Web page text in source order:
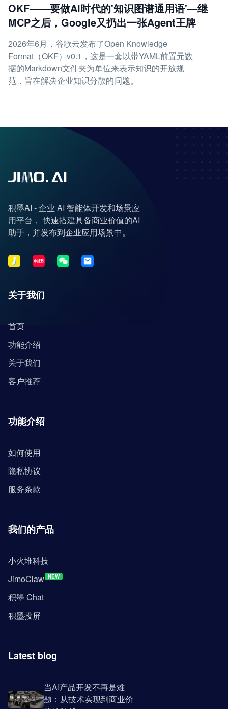
OKF——要做AI时代的'知识图谱通用语'—继
MCP之后，Google又扔出一张Agent王牌
2026年6月，谷歌云发布了Open Knowledge
Format（OKF）v0.1，这是一套以带YAML前置元数
据的Markdown文件夹为单位来表示知识的开放规
范，旨在解决企业知识分散的问题。
积墨AI - 企业 AI 智能体开发和场景应
用平台， 快速搭建具备商业价值的AI
助手，并发布到企业应用场景中。
关于我们
首页
功能介绍
关于我们
客户推荐
功能介绍
如何使用
隐私协议
服务条款
我们的产品
小火堆科技
JimoClaw NEW
积墨 Chat
积墨投屏
Latest blog
当AI产品开发不再是难
题：从技术实现到商业价